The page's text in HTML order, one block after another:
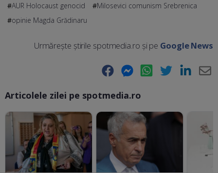
AUR Holocaust genocid
Milosevici comunism Srebrenica
opinie Magda Grădinaru
Urmărește știrile spotmedia.ro și pe Google News
Facebook Messenger WhatsApp Twitter LinkedIn
Articolele zilei pe spotmedia.ro